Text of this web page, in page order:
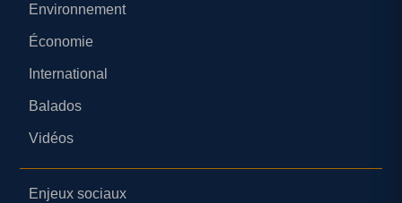
Environnement
Économie
International
Balados
Vidéos
Enjeux sociaux